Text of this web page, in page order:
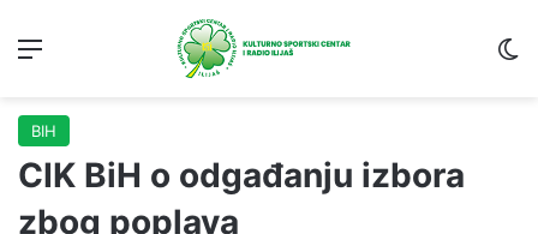
BIH
CIK BiH o odgađanju izbora
zbog poplava